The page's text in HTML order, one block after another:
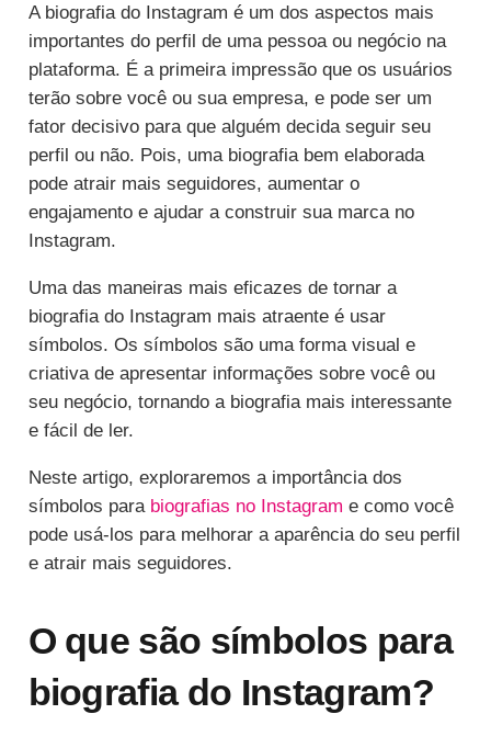
A biografia do Instagram é um dos aspectos mais
importantes do perfil de uma pessoa ou negócio na
plataforma. É a primeira impressão que os usuários
terão sobre você ou sua empresa, e pode ser um
fator decisivo para que alguém decida seguir seu
perfil ou não. Pois, uma biografia bem elaborada
pode atrair mais seguidores, aumentar o
engajamento e ajudar a construir sua marca no
Instagram.
Uma das maneiras mais eficazes de tornar a
biografia do Instagram mais atraente é usar
símbolos. Os símbolos são uma forma visual e
criativa de apresentar informações sobre você ou
seu negócio, tornando a biografia mais interessante
e fácil de ler.
Neste artigo, exploraremos a importância dos
símbolos para biografias no Instagram e como você
pode usá-los para melhorar a aparência do seu perfil
e atrair mais seguidores.
O que são símbolos para
biografia do Instagram?